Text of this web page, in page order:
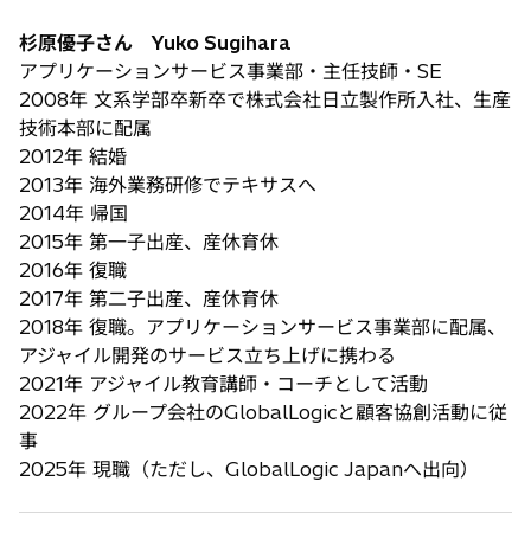
杉原優子さん Yuko Sugihara
アプリケーションサービス事業部・主任技師・SE
2008年 文系学部卒新卒で株式会社日立製作所入社、生産
技術本部に配属
2012年 結婚
2013年 海外業務研修でテキサスへ
2014年 帰国
2015年 第一子出産、産休育休
2016年 復職
2017年 第二子出産、産休育休
2018年 復職。アプリケーションサービス事業部に配属、
アジャイル開発のサービス立ち上げに携わる
2021年 アジャイル教育講師・コーチとして活動
2022年 グループ会社のGlobalLogicと顧客協創活動に従
事
2025年 現職（ただし、GlobalLogic Japanへ出向）